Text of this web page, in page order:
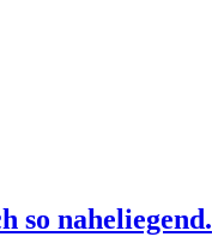
so naheliegend.